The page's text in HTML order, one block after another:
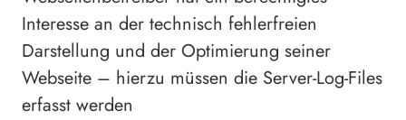
Interesse an der technisch fehlerfreien
Darstellung und der Optimierung seiner
Webseite – hierzu müssen die Server-Log-Files
erfasst werden